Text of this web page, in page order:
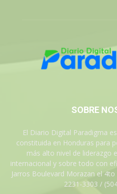
SOBRE
El Diario Digital Paradigma
constituida en Honduras para
más alto nivel de liderazgo
internacional y sobre todo con
Jarros Boulevard Morazan el
2231-3303 /